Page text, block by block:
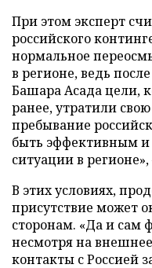
При этом эксперт
российского
нормальное
в регионе, ведь
Башара Асада цели,
ранее, утратили
пребывание
быть эффективным и
ситуации в
В этих условиях,
присутствие может
сторонам. «Да и сам
несмотря на
контакты с Россией